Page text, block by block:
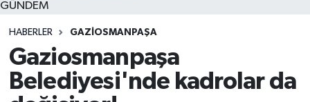
GÜNDEM
HABERLER GAZİOSMANPAŞA
Gaziosmanpaşa
Belediyesi'nde kadrolar da
MAGAZİN
YAŞAM
Tüm Manşetler
Son Dakika Haberleri
Haber Arşivi